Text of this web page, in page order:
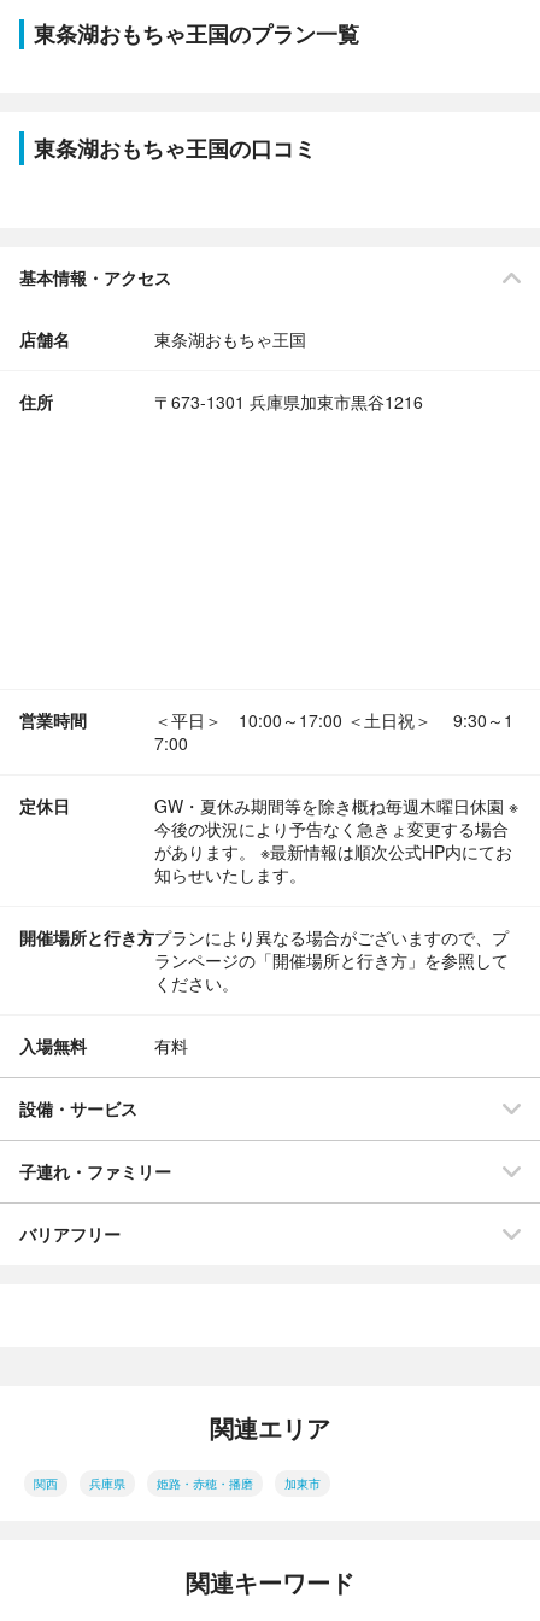
東条湖おもちゃ王国のプラン一覧
東条湖おもちゃ王国の口コミ
基本情報・アクセス
店舗名 東条湖おもちゃ王国
住所 〒673-1301 兵庫県加東市黒谷1216
営業時間
＜平日＞ 10:00～17:00 ＜土日祝＞ 9:30～1
7:00
定休日
GW・夏休み期間等を除き概ね毎週木曜日休園 ※
今後の状況により予告なく急きょ変更する場合
があります。 ※最新情報は順次公式HP内にてお
知らせいたします。
開催場所と行き方プランにより異なる場合がございますので、プ
ランページの「開催場所と行き方」を参照して
ください。
入場無料 有料
設備・サービス
子連れ・ファミリー
バリアフリー
関連エリア
関西 兵庫県 姫路・赤穂・播磨 加東市
関連キーワード